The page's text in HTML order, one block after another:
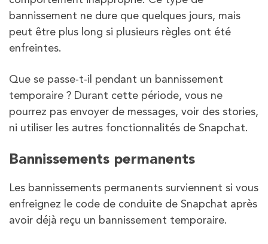
bannissement ne dure que quelques jours, mais
peut être plus long si plusieurs règles ont été
enfreintes.
Que se passe-t-il pendant un bannissement
temporaire ? Durant cette période, vous ne
pourrez pas envoyer de messages, voir des stories,
ni utiliser les autres fonctionnalités de Snapchat.
Bannissements permanents
Les bannissements permanents surviennent si vous
enfreignez le code de conduite de Snapchat après
avoir déjà reçu un bannissement temporaire.